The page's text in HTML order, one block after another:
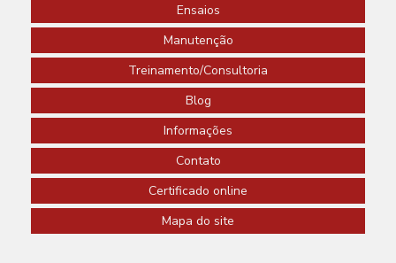
Ensaios
Manutenção
Treinamento/Consultoria
Blog
Informações
Contato
Certificado online
Mapa do site